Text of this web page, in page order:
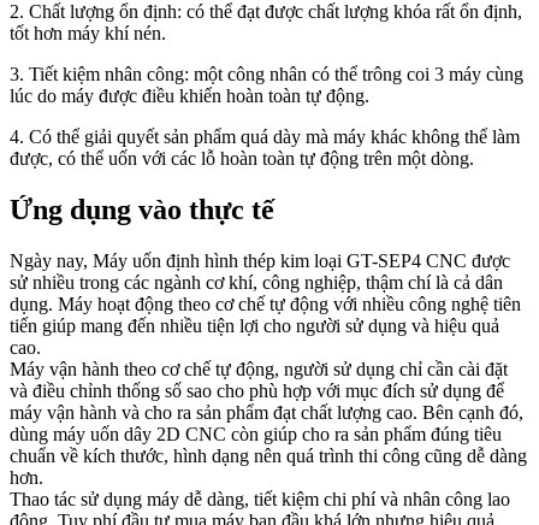
2. Chất lượng ổn định: có thể đạt được chất lượng khóa rất ổn định,
tốt hơn máy khí nén.
3. Tiết kiệm nhân công: một công nhân có thể trông coi 3 máy cùng
lúc do máy được điều khiển hoàn toàn tự động.
4. Có thể giải quyết sản phẩm quá dày mà máy khác không thể làm
được, có thể uốn với các lỗ hoàn toàn tự động trên một dòng.
Ứng dụng vào thực tế
Ngày nay, Máy uốn định hình thép kim loại GT-SEP4 CNC được
sử nhiều trong các ngành cơ khí, công nghiệp, thậm chí là cả dân
dụng. Máy hoạt động theo cơ chế tự động với nhiều công nghệ tiên
tiến giúp mang đến nhiều tiện lợi cho người sử dụng và hiệu quả
cao.
Máy vận hành theo cơ chế tự động, người sử dụng chỉ cần cài đặt
và điều chỉnh thống số sao cho phù hợp với mục đích sử dụng để
máy vận hành và cho ra sản phẩm đạt chất lượng cao. Bên cạnh đó,
dùng máy uốn dây 2D CNC còn giúp cho ra sản phẩm đúng tiêu
chuẩn về kích thước, hình dạng nên quá trình thi công cũng dễ dàng
hơn.
Thao tác sử dụng máy dễ dàng, tiết kiệm chi phí và nhân công lao
động. Tuy phí đầu tư mua máy ban đầu khá lớn nhưng hiệu quả